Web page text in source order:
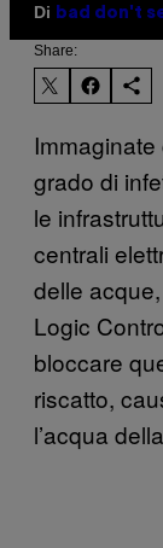
Di bad don't
Share:
grado di
le
centrali
delle
Logic
bloccare
riscatto,
l’acqua